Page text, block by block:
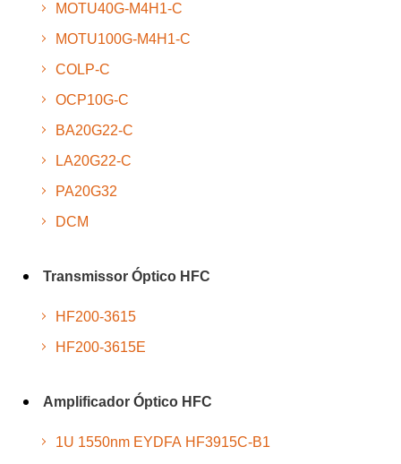
MOTU40G-M4H1-C
MOTU100G-M4H1-C
COLP-C
OCP10G-C
BA20G22-C
LA20G22-C
PA20G32
DCM
Transmissor Óptico HFC
HF200-3615
HF200-3615E
Amplificador Óptico HFC
1U 1550nm EYDFA HF3915C-B1